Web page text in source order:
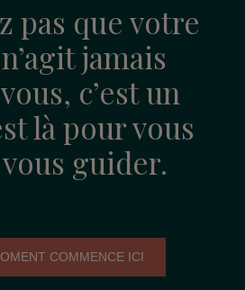
pas que votre
jamais
c’est un
là pour vous
guider.
COMMENCE ICI